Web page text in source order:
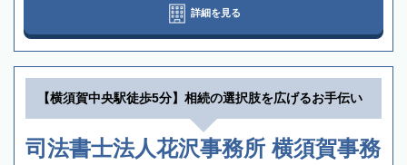
詳細を見る
【横須賀中央駅徒歩5分】相続の選択肢を広げるお手伝い
司法書士法人花沢事務所 横須賀事務